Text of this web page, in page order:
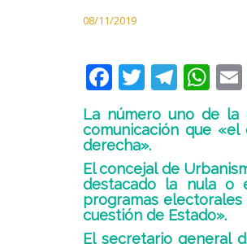
08/11/2019
F
ac
e
b
o
o
k
T
w
itt
er
T
el
e
gr
a
m
W
h
at
A
p
p
La número uno de la
comunicación que
derecha».
El concejal de
destacado la nula o
programas
cuestión de Estado».
El secretario general